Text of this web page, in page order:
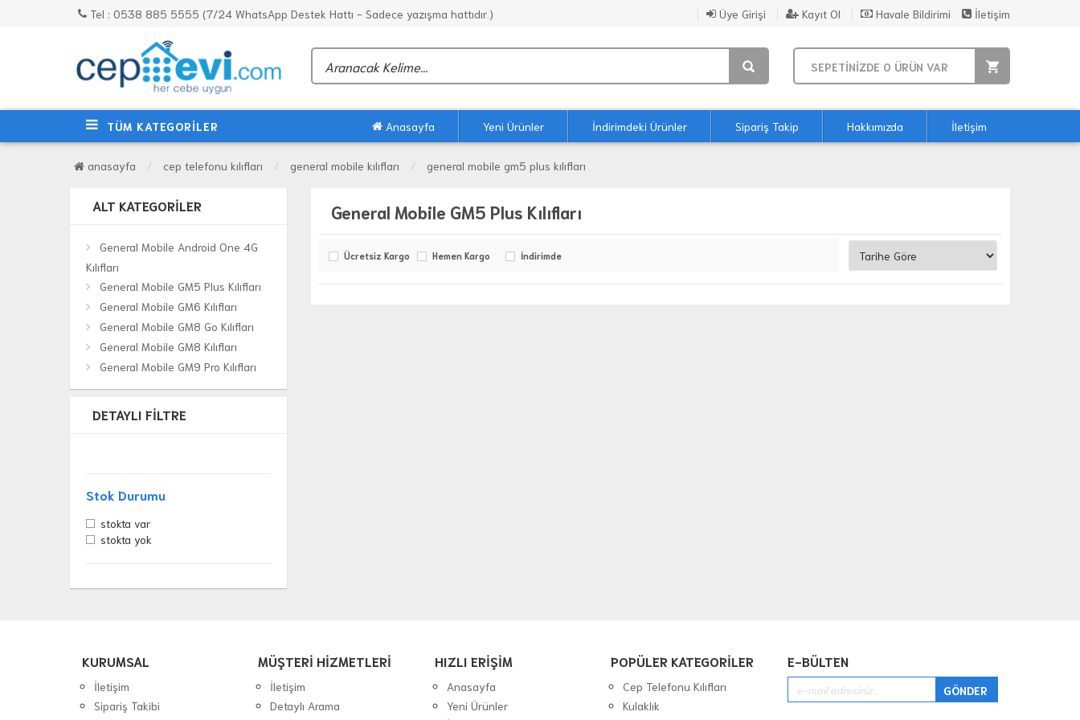
Tel : 0538 885 5555 (7/24 WhatsApp Destek Hattı - Sadece yazışma hattıdır.) Üye Girişi Kayıt Ol Havale Bildirimi İletişim
SEPETİNİZDE 0 ÜRÜN VAR
TÜM KATEGORİLER Anasayfa Yeni Ürünler İndirimdeki Ürünler Sipariş Takip Hakkımızda İletişim
anasayfa cep telefonu kılıfları general mobile kılıfları general mobile gm5 plus kılıfları
ALT KATEGORILER
General Mobile Android One 4G
Kılıfları
General Mobile GM5 Plus Kılıfları
General Mobile GM6 Kılıfları
General Mobile GM8 Go Kılıfları
General Mobile GM8 Kılıfları
General Mobile GM9 Pro Kılıfları
DETAYLI FILTRE
Stok Durumu
stokta var
stokta yok
General Mobile GM5 Plus Kılıfları
Ücretsiz Kargo Hemen Kargo İndirimde
KURUMSAL
İletişim
Sipariş Takibi
MÜŞTERİ HİZMETLERİ
İletişim
Detaylı Arama
HIZLI ERİŞİM
Anasayfa
Yeni Ürünler
POPÜLER KATEGORİLER
Cep Telefonu Kılıfları
Kulaklık
E-BÜLTEN